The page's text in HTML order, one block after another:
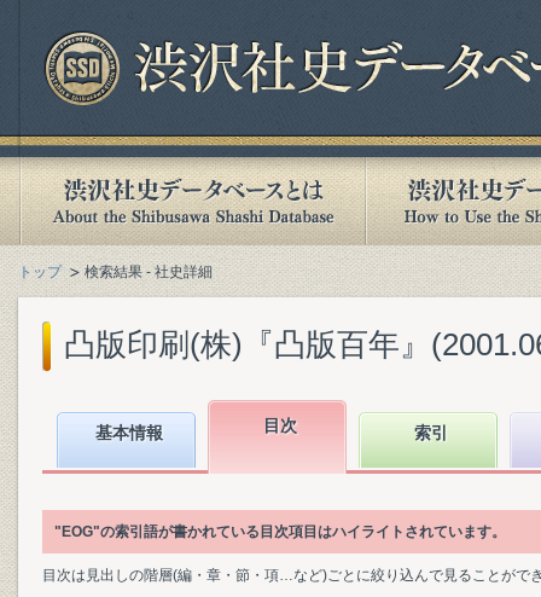
トップ 検索結果 - 社史詳細
凸版印刷(株)『凸版百年』
基本情報 目次 索引
"EOG"の索引語が書かれている目次項目はハイライトされています。
目次は見出しの階層(編・章・節・項…など)ごとに絞り込んで見ることがで